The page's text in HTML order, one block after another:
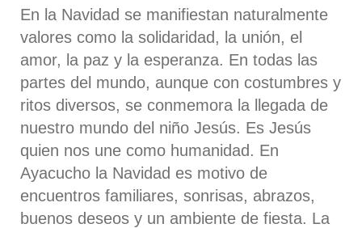
En la Navidad se manifiestan naturalmente
valores como la solidaridad, la unión, el
amor, la paz y la esperanza. En todas las
partes del mundo, aunque con costumbres y
ritos diversos, se conmemora la llegada de
nuestro mundo del niño Jesús. Es Jesús
quien nos une como humanidad. En
Ayacucho la Navidad es motivo de
encuentros familiares, sonrisas, abrazos,
buenos deseos y un ambiente de fiesta. La